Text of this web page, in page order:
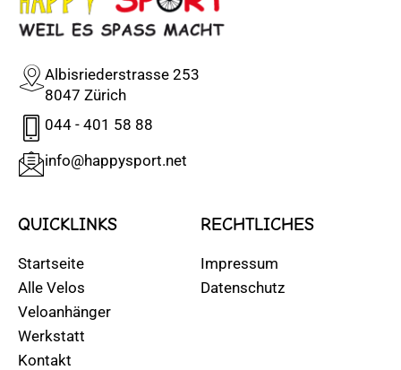
Albisriederstrasse 253
8047 Zürich
044 - 401 58 88
info@happysport.net
QUICKLINKS
Startseite
Alle Velos
Veloanhänger
Werkstatt
Kontakt
RECHTLICHES
Impressum
Datenschutz